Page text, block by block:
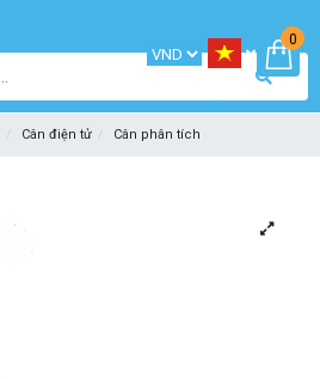
0
Cân điện tử Cân phân tích